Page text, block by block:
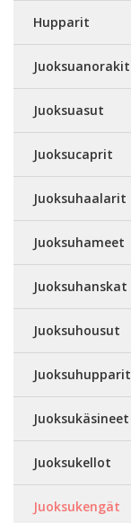
Hupparit
Juoksuanorakit
Juoksuasut
Juoksucaprit
Juoksuhaalarit
Juoksuhameet
Juoksuhanskat
Juoksuhousut
Juoksuhupparit
Juoksukäsineet
Juoksukellot
Juoksukengät